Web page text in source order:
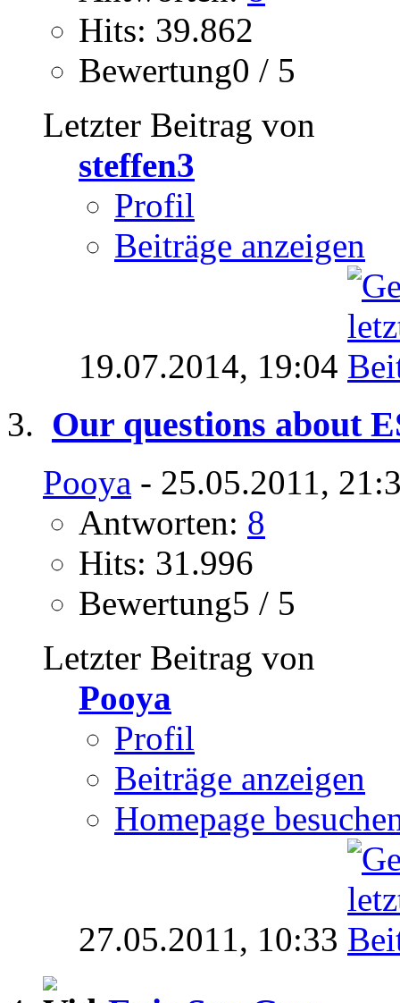
Hits: 39.862
Bewertung0 / 5
Letzter Beitrag von
steffen3
Profil
Beiträge anzeigen
19.07.2014, 19:04
Our questions about
Pooya - 25.05.2011,
Antworten: 8
Hits: 31.996
Bewertung5 / 5
Letzter Beitrag von
Pooya
Profil
Beiträge anzeigen
Homepage
27.05.2011, 10:33